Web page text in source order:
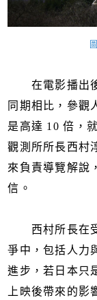
在電影播出後
同期相比，參觀
是高達 10 倍，
觀測所所長西村
來負責導覽解說
信。
西村所長在受
爭中，包括人力
進步，若日本只
上映後帶來的